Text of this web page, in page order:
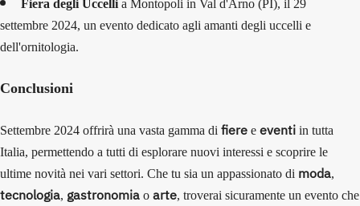
Fiera degli Uccelli a Montopoli in Val d'Arno (PI), il 29
settembre 2024, un evento dedicato agli amanti degli uccelli e
dell'ornitologia.
Conclusioni
Settembre 2024 offrirà una vasta gamma di fiere e eventi in tutta
Italia, permettendo a tutti di esplorare nuovi interessi e scoprire le
ultime novità nei vari settori. Che tu sia un appassionato di moda,
tecnologia, gastronomia o arte, troverai sicuramente un evento che